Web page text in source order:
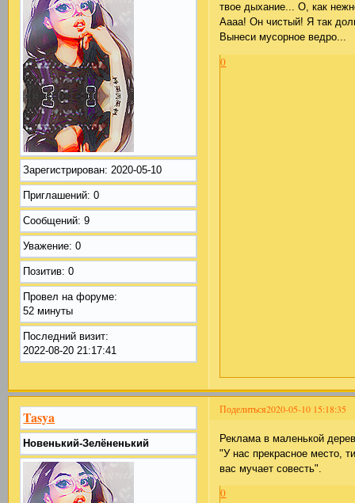
Зарегистрирован: 2020-05-10
Приглашений: 0
Сообщений: 9
Уважение: 0
Позитив: 0
Провел на форуме:
52 минуты
Последний визит:
2022-08-20 21:17:41
твое дыхание... О, как
Аааа! Он чистый! Я так
Вынеси мусорное ведро...
0
Поделиться2020-05-10 15:18:35
Tasya
Новенький-Зелёненький
Реклама в маленькой
"У нас прекрасное место,
вас мучает совесть".
0